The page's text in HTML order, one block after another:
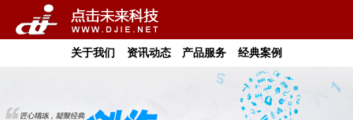
关于我们 资讯动态 产品服务 经典案例